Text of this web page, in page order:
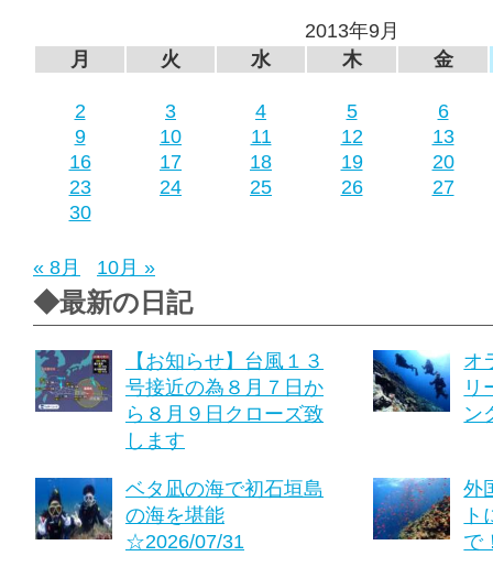
2013年9月
月
火 水 木 金
2 3 4 5
6
9
10 11 12
13
16
17 18 19
20
23
24 25 26
27
30
« 8月 10月 »
◆最新の日記
【お知らせ】台風１３
号接近の為８月７日か
ら８月９日クローズ致
します
オ
リ
ン
ベタ凪の海で初石垣島
の海を堪能
☆2026/07/31
外
ト
で